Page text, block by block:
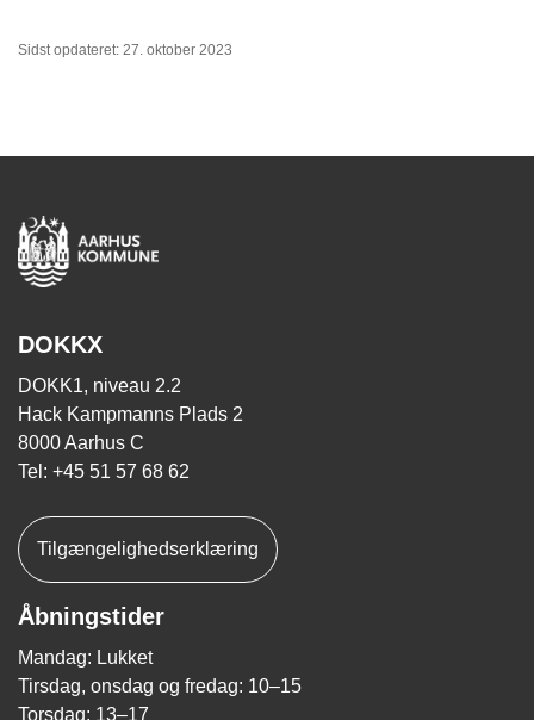
Sidst opdateret: 27. oktober 2023
DOKKX
DOKK1, niveau 2.2
Hack Kampmanns Plads 2
8000 Aarhus C
Tel: +45 51 57 68 62
Tilgængelighedserklæring
Åbningstider
Mandag: Lukket
Tirsdag, onsdag og fredag: 10–15
Torsdag: 13–17